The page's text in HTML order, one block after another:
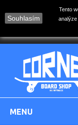
Souhlasím
Tento
MENU